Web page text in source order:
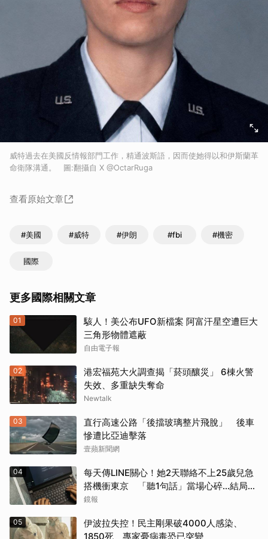
威特過去在美國反情報部門工作，精通波斯語，因而使她得以和伊斯蘭革
命衛隊溝通。 圖:翻攝自 X @OctarRuga
查看原始文章
#美國 #威特 #伊朗 #fbi #機密
國際
更多國際相關文章
01
駭人！美公布UFO新檔案 阿富汗星空遭巨大
三角形物體遮蔽
自由電子報
02
港宏福苑大火調查揭「菸頭釀災」 6棟火警
失效、多重缺失奪命
Newtalk
03
直行高速公路「後擋玻璃整片飛脫」 後車
慘遭比亞迪擊落
壹蘋新聞網
04
每天傳LINE關心！她2天聯絡不上25歲兒急
搭機衝東京 「聽1句話」當場心碎...結局看
哭網
鏡報
05
伊波拉失控！民主剛果破4000人感染、
1850死 專家憂病毒恐已突變